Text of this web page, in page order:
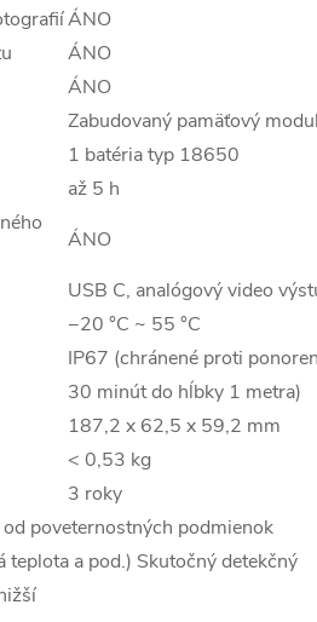
ÁNO
ÁNO
ÁNO
Zabudovaný pamäťový
1 batéria typ 18650
až 5 h
ÁNO
USB C, analógový video
−20 °C ~ 55 °C
IP67 (chránené proti
30 minút do hĺbky 1 metra)
187,2 x 62,5 x 59,2 mm
< 0,53 kg
3 roky
poveternostných podmienok
teplota a pod.) Skutočný detekčný